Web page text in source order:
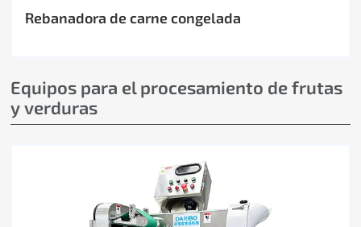
Rebanadora de carne congelada
Equipos para el procesamiento de frutas
y verduras